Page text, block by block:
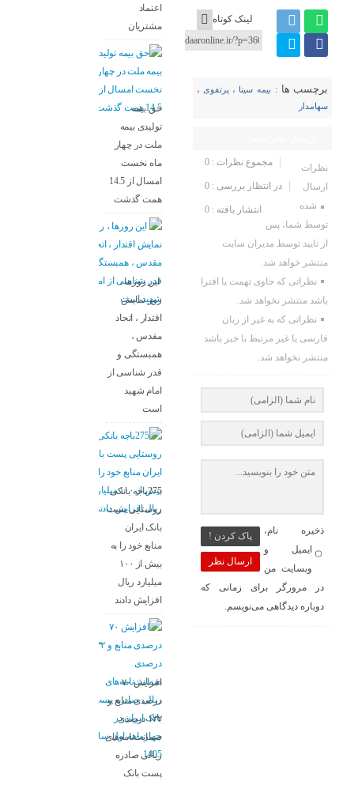
لینک کوتاه
برچسب ها : بیمه سینا ، پرتفوی ،
سهامدار
مجموع نظرات : 0
در انتظار بررسی : 0
انتشار یافته : 0
نظرات
ارسال
شده
توسط شما، پس
از تایید توسط مدیران سایت
منتشر خواهد شد.
نظراتی که حاوی تهمت یا افترا
باشد منتشر نخواهد شد.
نظراتی که به غیر از زبان
فارسی یا غیر مرتبط با خبر باشد
منتشر نخواهد شد.
ارسال نظر
پاک کردن !
ذخیره نام،
ایمیل و
وبسایت من
در مرورگر برای زمانی که
دوباره دیدگاهی می‌نویسم.
اعتماد
مشتریان
حق بیمه
تولیدی بیمه
ملت در چهار
ماه نخست
امسال از 14.5
همت گذشت
این روزها ،
روز نمایش
اقتدار ، اتحاد
مقدس ،
همبستگی و
قدر شناسی از
امام شهید
است
275باجه بانکی
روستایی پست
بانک ایران
منابع خود را به
بیش از ۱۰۰
میلیارد ریال
افزایش دادند
افزایش ۷۰
درصدی منابع و
۱۳۲ درصدی
ضمانت‌نامه‌های
ریالی صادره
پست بانک